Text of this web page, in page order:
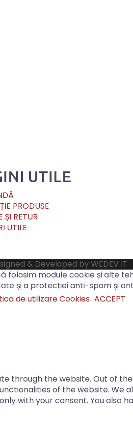
UTILE
PRODUSE
ȘI RETUR
UTILE
& Developed byWEDEV IT
module cookie și alte
și a protecției anti-spam și
de utilizare Cookies ACCEPT
through the website. Out of
of the website. We
with your consent. You